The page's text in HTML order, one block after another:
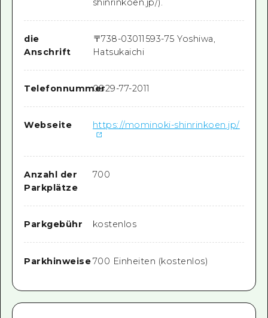
die
Anschrift
〒738-03011593-75 Yoshiwa,
Hatsukaichi
Telefonnummer0829-77-2011
Webseite https://mominoki-shinrinkoen.jp/
Anzahl der
Parkplätze
700
Parkgebühr kostenlos
Parkhinweise700 Einheiten (kostenlos)